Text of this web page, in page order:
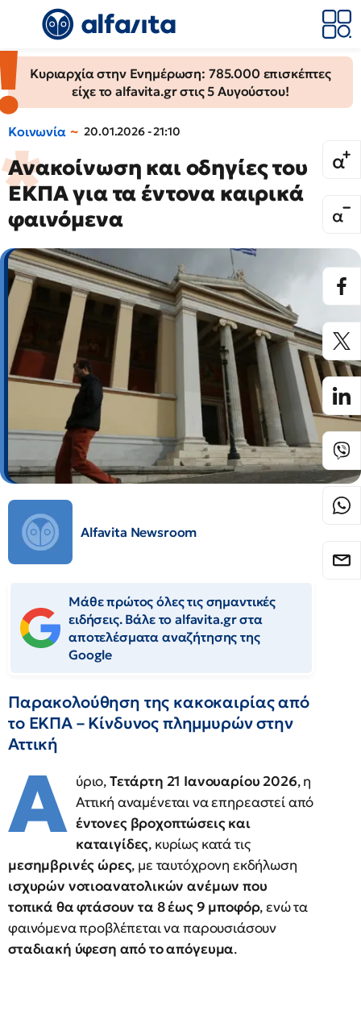
Κυριαρχία στην Ενημέρωση: 785.000 επισκέπτες
είχε το alfavita.gr στις 5 Αυγούστου!
Κοινωνία 20.01.2026 - 21:10
Ανακοίνωση και οδηγίες του
ΕΚΠΑ για τα έντονα καιρικά
φαινόμενα
Alfavita Newsroom
Μάθε πρώτος όλες τις σημαντικές
ειδήσεις. Βάλε το alfavita.gr στα
αποτελέσματα αναζήτησης της
Google
Παρακολούθηση της κακοκαιρίας από
το ΕΚΠΑ – Κίνδυνος πλημμυρών στην
Αττική
Α ύριο,Τετάρτη 21 Ιανουαρίου 2026, η
Αττική αναμένεται να επηρεαστεί από
έντονες βροχοπτώσεις και
καταιγίδες, κυρίως κατά τις
μεσημβρινές ώρες, με ταυτόχρονη εκδήλωση
ισχυρών νοτιοανατολικών ανέμων που
τοπικά θα φτάσουν τα 8 έως 9 μποφόρ, ενώ τα
φαινόμενα προβλέπεται να παρουσιάσουν
σταδιακή ύφεση από το απόγευμα.